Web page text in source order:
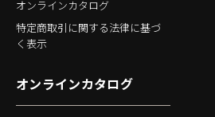
オンラインカタログ
特定商取引に関する法律に基づ
く表示
オンラインカタログ